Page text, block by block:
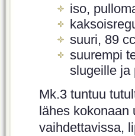
iso,
suuri, 89
suurempi
slugeille ja
Mk.3 tuntuu
lähes
vaihdettavissa,